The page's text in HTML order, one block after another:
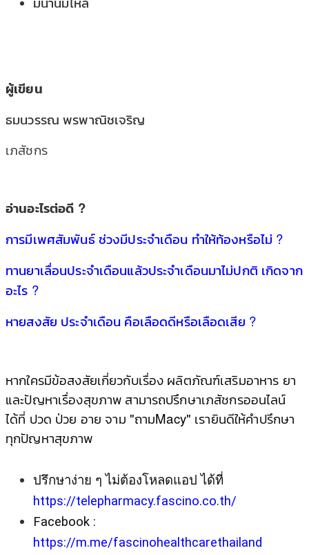
ผู้เขียน
ธมนวรรณ พรพาณิชเจริญ
เภสัชกร
อ่านอะไรต่อดี ?
การมีเพศสัมพันธ์ ช่วงมีประจำเดือน ทำให้ท้องหรือไม่ ?
ทานยาเลื่อนประจำเดือนแล้วประจำเดือนมาไม่ปกติ เกิดจาก
อะไร ?
หายสงสัย ประจำเดือน คือเลือดดีหรือเลือดเสีย ?
หากใครมีข้อสงสัยเกี่ยวกับเรื่อง ผลิตภัณฑ์เสริมอาหาร ยา
และปัญหาเรื่องสุขภาพ สามารถปรึกษาเภสัชกรออนไลน์
ได้ที่ ปวด ป่วย อาย จาม "ถามMacy" เรายินดีให้คําปรึกษา
ทุกปัญหาสุขภาพ
https://telepharmacy.fascino.co.th/
https://m.me/fascinohealthcarethailand